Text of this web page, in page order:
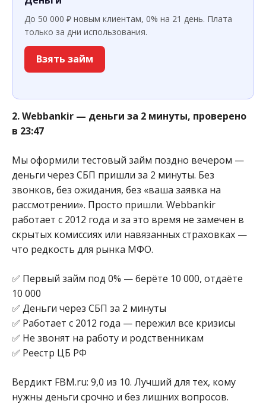
До 50 000 ₽ новым клиентам, 0% на 21 день. Плата
только за дни использования.
Взять займ
2. Webbankir — деньги за 2 минуты, проверено
в 23:47
Мы оформили тестовый займ поздно вечером —
деньги через СБП пришли за 2 минуты. Без
звонков, без ожидания, без «ваша заявка на
рассмотрении». Просто пришли. Webbankir
работает с 2012 года и за это время не замечен в
скрытых комиссиях или навязанных страховках —
что редкость для рынка МФО.
✅ Первый займ под 0% — берёте 10 000, отдаёте
10 000
✅ Деньги через СБП за 2 минуты
✅ Работает с 2012 года — пережил все кризисы
✅ Не звонят на работу и родственникам
✅ Реестр ЦБ РФ
Вердикт FBM.ru: 9,0 из 10. Лучший для тех, кому
нужны деньги срочно и без лишних вопросов.